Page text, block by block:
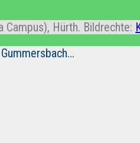
Campus), Hürth. Bildrechte: